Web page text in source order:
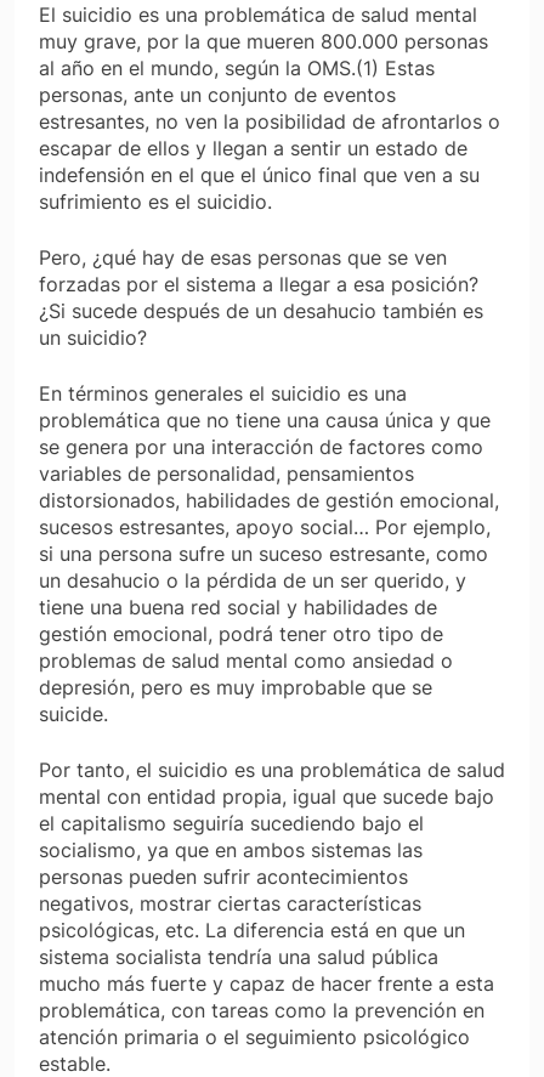
El suicidio es una problemática de salud mental
muy grave, por la que mueren 800.000 personas
al año en el mundo, según la OMS.(1) Estas
personas, ante un conjunto de eventos
estresantes, no ven la posibilidad de afrontarlos o
escapar de ellos y llegan a sentir un estado de
indefensión en el que el único final que ven a su
sufrimiento es el suicidio.
Pero, ¿qué hay de esas personas que se ven
forzadas por el sistema a llegar a esa posición?
¿Si sucede después de un desahucio también es
un suicidio?
En términos generales el suicidio es una
problemática que no tiene una causa única y que
se genera por una interacción de factores como
variables de personalidad, pensamientos
distorsionados, habilidades de gestión emocional,
sucesos estresantes, apoyo social… Por ejemplo,
si una persona sufre un suceso estresante, como
un desahucio o la pérdida de un ser querido, y
tiene una buena red social y habilidades de
gestión emocional, podrá tener otro tipo de
problemas de salud mental como ansiedad o
depresión, pero es muy improbable que se
suicide.
Por tanto, el suicidio es una problemática de salud
mental con entidad propia, igual que sucede bajo
el capitalismo seguiría sucediendo bajo el
socialismo, ya que en ambos sistemas las
personas pueden sufrir acontecimientos
negativos, mostrar ciertas características
psicológicas, etc. La diferencia está en que un
sistema socialista tendría una salud pública
mucho más fuerte y capaz de hacer frente a esta
problemática, con tareas como la prevención en
atención primaria o el seguimiento psicológico
estable.